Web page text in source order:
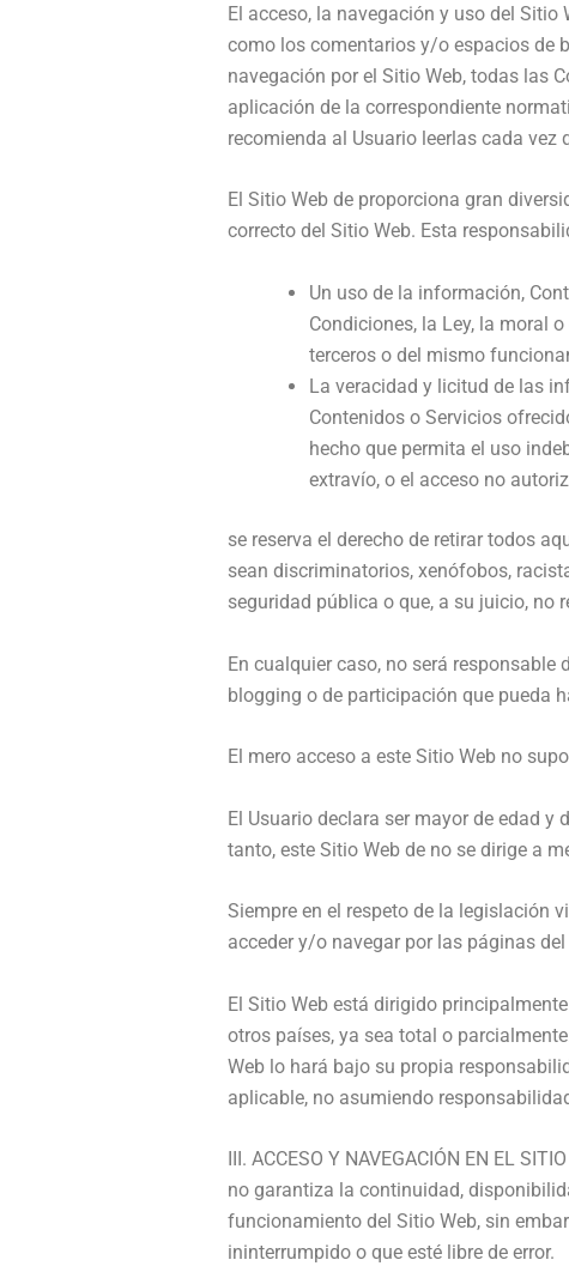
El acceso, la navegación y uso del Sitio
como los comentarios y/o espacios de
navegación por el Sitio Web, todas las
aplicación de la correspondiente
recomienda al Usuario leerlas cada vez
El Sitio Web de proporciona gran
correcto del Sitio Web. Esta
Un uso de la información,
Condiciones, la Ley, la moral
terceros o del mismo
La veracidad y licitud de las
Contenidos o Servicios
hecho que permita el uso
extravío, o el acceso no
se reserva el derecho de retirar todos
sean discriminatorios, xenófobos,
seguridad pública o que, a su juicio, no
En cualquier caso, no será
blogging o de participación que pueda
El mero acceso a este Sitio Web no
El Usuario declara ser mayor de edad
tanto, este Sitio Web de no se dirige a
Siempre en el respeto de la legislación
acceder y/o navegar por las páginas del
El Sitio Web está dirigido
otros países, ya sea total o
Web lo hará bajo su propia
aplicable, no asumiendo
III. ACCESO Y NAVEGACIÓN EN EL
no garantiza la continuidad,
funcionamiento del Sitio Web, sin
ininterrumpido o que esté libre de error.